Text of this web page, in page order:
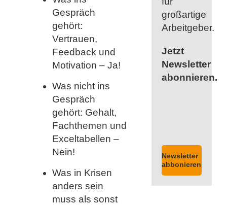
Gespräch
gehört:
Vertrauen,
Feedback und
Motivation – Ja!
Was nicht ins
Gespräch
gehört: Gehalt,
Fachthemen und
Exceltabellen –
Nein!
Was in Krisen
anders sein
muss als sonst
großartige
Arbeitgeber.
Jetzt
Newsletter
abonnieren.
Newsletter
abbonieren